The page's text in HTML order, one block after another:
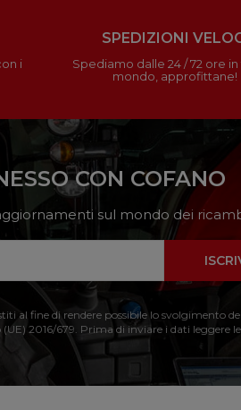
i
SPEDIZIONI
Spediamo dalle 24 / 72 ore
mondo, approfittane!
CON COFANO
sul mondo dei
al fine di rendere possibile lo svolgimento
2016/679. Prima di inviare i dati leggere